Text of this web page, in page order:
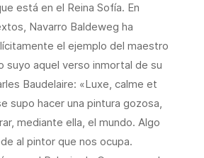
está en el Reina Sofía. En
Navarro Baldeweg ha
el ejemplo del maestro
suyo aquel verso inmortal de su
Baudelaire: «Luxe, calme et
supo hacer una pintura gozosa,
mediante ella, el mundo. Algo
al pintor que nos ocupa.